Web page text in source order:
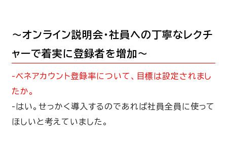
～オンライン説明会・社員への丁寧なレクチ
ャーで着実に登録者を増加～
-ベネアカウント登録率について、目標は設定されまし
たか。
-はい。せっかく導入するのであれば社員全員に使って
ほしいと考えていました。